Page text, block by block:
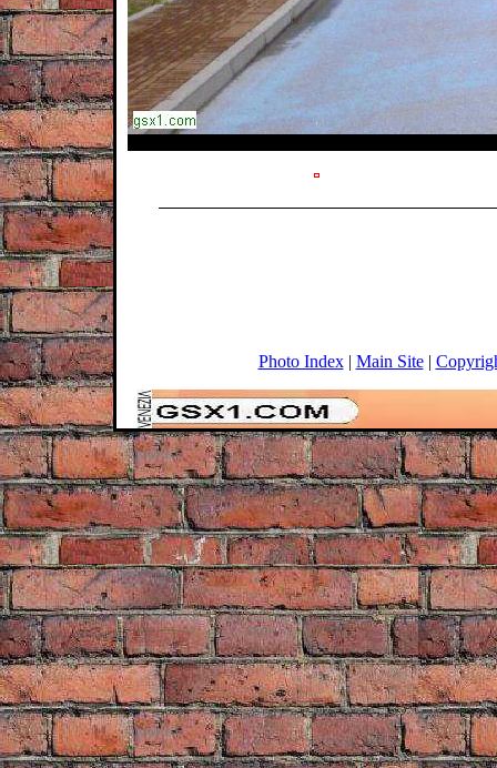
Photo Index| Main Site|